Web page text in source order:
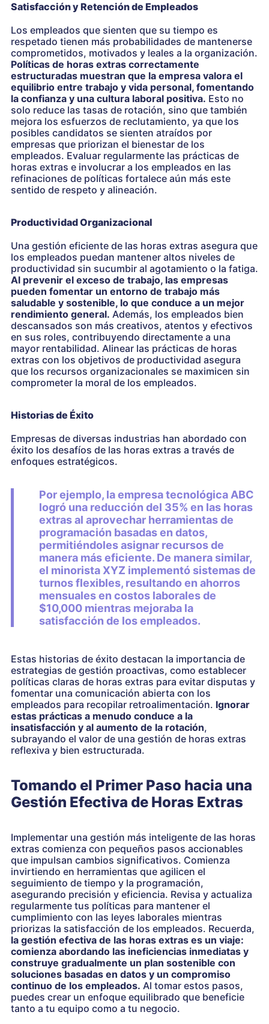
Satisfacción y Retención de Empleados
Los empleados que sienten que su tiempo es
respetado tienen más probabilidades de mantenerse
comprometidos, motivados y leales a la organización.
Políticas de horas extras correctamente
estructuradas muestran que la empresa valora el
equilibrio entre trabajo y vida personal, fomentando
la confianza y una cultura laboral positiva. Esto no
solo reduce las tasas de rotación, sino que también
mejora los esfuerzos de reclutamiento, ya que los
posibles candidatos se sienten atraídos por
empresas que priorizan el bienestar de los
empleados. Evaluar regularmente las prácticas de
horas extras e involucrar a los empleados en las
refinaciones de políticas fortalece aún más este
sentido de respeto y alineación.
Productividad Organizacional
Una gestión eficiente de las horas extras asegura que
los empleados puedan mantener altos niveles de
productividad sin sucumbir al agotamiento o la fatiga.
Al prevenir el exceso de trabajo, las empresas
pueden fomentar un entorno de trabajo más
saludable y sostenible, lo que conduce a un mejor
rendimiento general. Además, los empleados bien
descansados son más creativos, atentos y efectivos
en sus roles, contribuyendo directamente a una
mayor rentabilidad. Alinear las prácticas de horas
extras con los objetivos de productividad asegura
que los recursos organizacionales se maximicen sin
comprometer la moral de los empleados.
Historias de Éxito
Empresas de diversas industrias han abordado con
éxito los desafíos de las horas extras a través de
enfoques estratégicos.
Por ejemplo, la empresa tecnológica ABC
logró una reducción del 35% en las horas
extras al aprovechar herramientas de
programación basadas en datos,
permitiéndoles asignar recursos de
manera más eficiente. De manera similar,
el minorista XYZ implementó sistemas de
turnos flexibles, resultando en ahorros
mensuales en costos laborales de
$10,000 mientras mejoraba la
satisfacción de los empleados.
Estas historias de éxito destacan la importancia de
estrategias de gestión proactivas, como establecer
políticas claras de horas extras para evitar disputas y
fomentar una comunicación abierta con los
empleados para recopilar retroalimentación. Ignorar
estas prácticas a menudo conduce a la
insatisfacción y al aumento de la rotación,
subrayando el valor de una gestión de horas extras
reflexiva y bien estructurada.
Tomando el Primer Paso hacia una
Gestión Efectiva de Horas Extras
Implementar una gestión más inteligente de las horas
extras comienza con pequeños pasos accionables
que impulsan cambios significativos. Comienza
invirtiendo en herramientas que agilicen el
seguimiento de tiempo y la programación,
asegurando precisión y eficiencia. Revisa y actualiza
regularmente tus políticas para mantener el
cumplimiento con las leyes laborales mientras
priorizas la satisfacción de los empleados. Recuerda,
la gestión efectiva de las horas extras es un viaje:
comienza abordando las ineficiencias inmediatas y
construye gradualmente un plan sostenible con
soluciones basadas en datos y un compromiso
continuo de los empleados. Al tomar estos pasos,
puedes crear un enfoque equilibrado que beneficie
tanto a tu equipo como a tu negocio.